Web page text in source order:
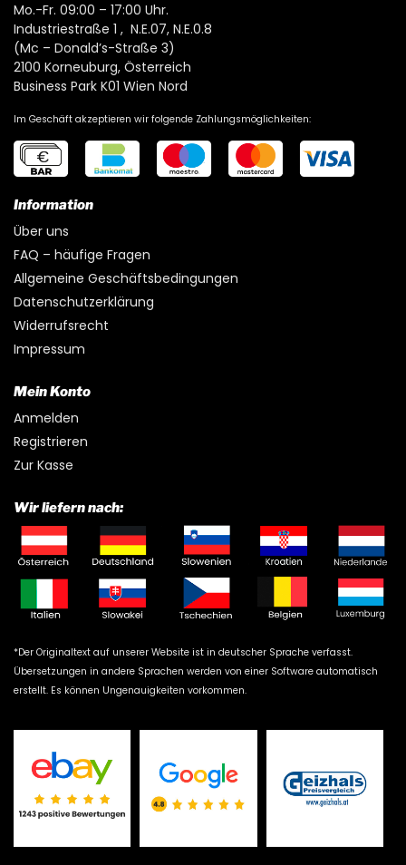
Mo.-Fr. 09:00 – 17:00 Uhr.
Industriestraße 1 , N.E.07, N.E.0.8
(Mc – Donald’s-Straße 3)
2100 Korneuburg, Österreich
Business Park K01 Wien Nord
Im Geschäft akzeptieren wir folgende Zahlungsmöglichkeiten:
Information
Über uns
FAQ – häufige Fragen
Allgemeine Geschäftsbedingungen
Datenschutzerklärung
Widerrufsrecht
Impressum
Mein Konto
Anmelden
Registrieren
Zur Kasse
Wir liefern nach:
*Der Originaltext auf unserer Website ist in deutscher Sprache verfasst.
Übersetzungen in andere Sprachen werden von einer Software automatisch
erstellt. Es können Ungenauigkeiten vorkommen.